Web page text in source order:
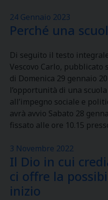
24 Gennaio 2023
Perché una
Di seguito il testo
Vescovo Carlo, pubblicato
di Domenica 29 gennaio
l’opportunità di una
all’impegno sociale e
avrà avvio Sabato 28
fissato alle ore 10.15
3 Novembre 2022
Il Dio in cui
ci offre la
inizio